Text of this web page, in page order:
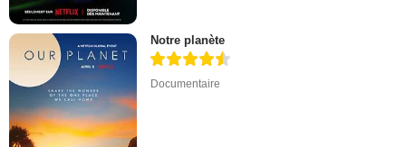
Notre planète
Documentaire